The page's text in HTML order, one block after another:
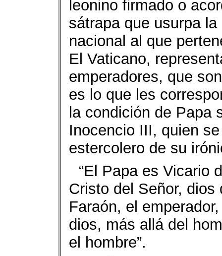
leonino firmado o
sátrapa que usurpa
nacional al que
El Vaticano,
emperadores, que
es lo que les
la condición de Papa
Inocencio III, quien
estercolero de su
“El Papa es Vicario
Cristo del Señor,
Faraón, el
dios, más allá del
el hombre”.